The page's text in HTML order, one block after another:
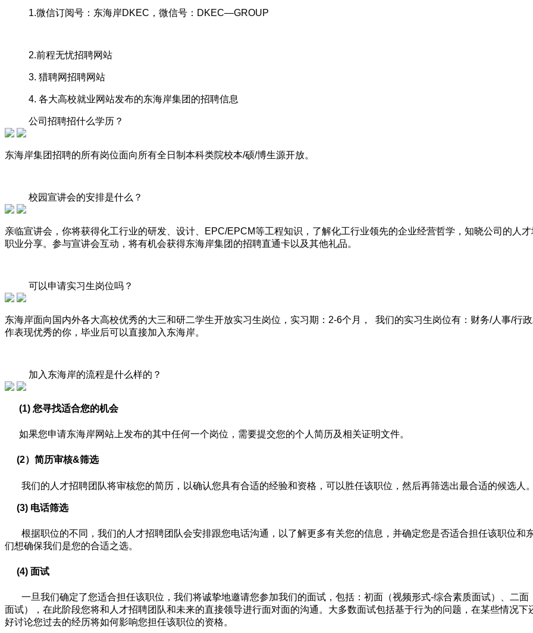
1.微信订阅号：东海岸DKEC，微信号：DKEC—GROUP
2.前程无忧招聘网站
3. 猎聘网招聘网站
4. 各大高校就业网站发布的东海岸集团的招聘信息
公司招聘招什么学历？
东海岸集团招聘的所有岗位面向所有全日制本科类院校本/硕/博生源开放。
校园宣讲会的安排是什么？
亲临宣讲会，你将获得化工行业的研发、设计、EPC/EPCM等工程知识，了解化工行业领先的企业经营哲学，知晓公司的人
职业分享。参与宣讲会互动，将有机会获得东海岸集团的招聘直通卡以及其他礼品。
可以申请实习生岗位吗？
东海岸面向国内外各大高校优秀的大三和研二学生开放实习生岗位，实习期：2-6个月， 我们的实习生岗位有：财务/人事/行
作表现优秀的你，毕业后可以直接加入东海岸。
加入东海岸的流程是什么样的？
(1) 您寻找适合您的机会
如果您申请东海岸网站上发布的其中任何一个岗位，需要提交您的个人简历及相关证明文件。
(2）简历审核&筛选
我们的人才招聘团队将审核您的简历，以确认您具有合适的经验和资格，可以胜任该职位，然后再筛选出最合适的候选人
(3) 电话筛选
根据职位的不同，我们的人才招聘团队会安排跟您电话沟通，以了解更多有关您的信息，并确定您是否适合担任该职位和
们想确保我们是您的合适之选。
(4) 面试
一旦我们确定了您适合担任该职位，我们将诚挚地邀请您参加我们的面试，包括：初面（视频形式-综合素质面试）、二面
面试），在此阶段您将和人才招聘团队和未来的直接领导进行面对面的沟通。大多数面试包括基于行为的问题，在某些情况
好讨论您过去的经历将如何影响您担任该职位的资格。